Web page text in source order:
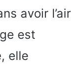
avoir l’air
est
elle